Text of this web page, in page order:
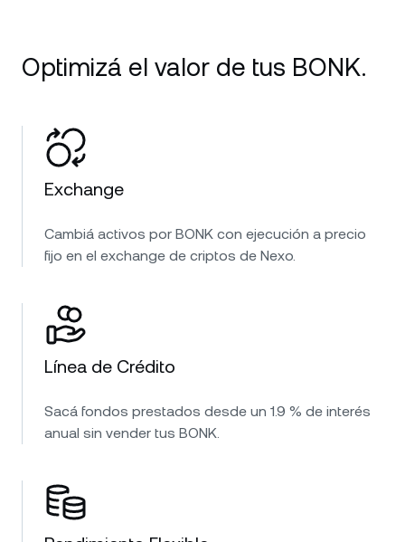
Optimizá el valor de tus BONK.
Exchange
Cambiá activos por BONK con ejecución a precio
fijo en el exchange de criptos de Nexo.
Línea de Crédito
Sacá fondos prestados desde un 1.9 % de interés
anual sin vender tus BONK.